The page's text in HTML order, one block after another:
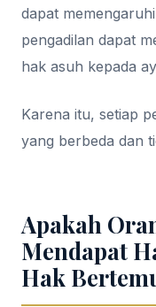
dapat
pengadilan dapat
hak asuh kepada
Karena itu, setiap
yang berbeda dan
Apakah
Mendapat
Hak